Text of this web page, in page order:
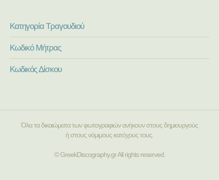
Κατηγορία Τραγουδιού
Κωδικό Μήτρας
Κωδικός Δίσκου
Όλα τα δικαιώματα των φωτογραφιών ανήκουν στους δημιουργούς
ή στους νόμιμους κατόχους τους.
© GreekDiscography.gr All rights reserved.